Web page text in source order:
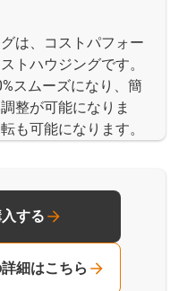
は、コストパフォー
トハウジングです。
スムーズになり、簡
整が可能になりま
も可能になります。
する
細はこちら